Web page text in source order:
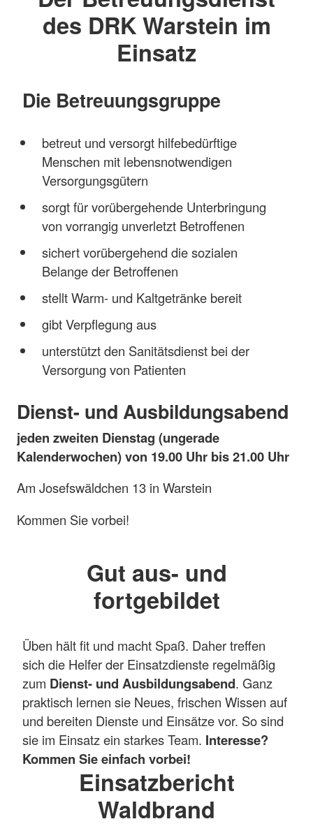
des DRK Warstein im
Einsatz
Die Betreuungsgruppe
betreut und versorgt hilfebedürftige
Menschen mit lebensnotwendigen
Versorgungsgütern
sorgt für vorübergehende Unterbringung
von vorrangig unverletzt Betroffenen
sichert vorübergehend die sozialen
Belange der Betroffenen
stellt Warm- und Kaltgetränke bereit
gibt Verpflegung aus
unterstützt den Sanitätsdienst bei der
Versorgung von Patienten
Dienst- und Ausbildungsabend
jeden zweiten Dienstag (ungerade
Kalenderwochen) von 19.00 Uhr bis 21.00 Uhr
Am Josefswäldchen 13 in Warstein
Kommen Sie vorbei!
Gut aus- und
fortgebildet
Üben hält fit und macht Spaß. Daher treffen
sich die Helfer der Einsatzdienste regelmäßig
zum Dienst- und Ausbildungsabend. Ganz
praktisch lernen sie Neues, frischen Wissen auf
und bereiten Dienste und Einsätze vor. So sind
sie im Einsatz ein starkes Team. Interesse?
Kommen Sie einfach vorbei!
Einsatzbericht
Waldbrand